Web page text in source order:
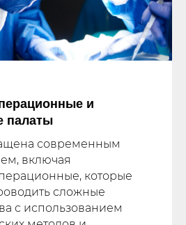
и
палаты
современным
включая
которые
сложные
с использованием